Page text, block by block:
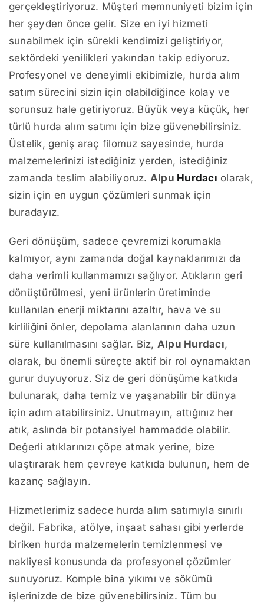
gerçekleştiriyoruz. Müşteri memnuniyeti bizim için
her şeyden önce gelir. Size en iyi hizmeti
sunabilmek için sürekli kendimizi geliştiriyor,
sektördeki yenilikleri yakından takip ediyoruz.
Profesyonel ve deneyimli ekibimizle, hurda alım
satım sürecini sizin için olabildiğince kolay ve
sorunsuz hale getiriyoruz. Büyük veya küçük, her
türlü hurda alım satımı için bize güvenebilirsiniz.
Üstelik, geniş araç filomuz sayesinde, hurda
malzemelerinizi istediğiniz yerden, istediğiniz
zamanda teslim alabiliyoruz. Alpu Hurdacı olarak,
sizin için en uygun çözümleri sunmak için
buradayız.
Geri dönüşüm, sadece çevremizi korumakla
kalmıyor, aynı zamanda doğal kaynaklarımızı da
daha verimli kullanmamızı sağlıyor. Atıkların geri
dönüştürülmesi, yeni ürünlerin üretiminde
kullanılan enerji miktarını azaltır, hava ve su
kirliliğini önler, depolama alanlarının daha uzun
süre kullanılmasını sağlar. Biz, Alpu Hurdacı,
olarak, bu önemli süreçte aktif bir rol oynamaktan
gurur duyuyoruz. Siz de geri dönüşüme katkıda
bulunarak, daha temiz ve yaşanabilir bir dünya
için adım atabilirsiniz. Unutmayın, attığınız her
atık, aslında bir potansiyel hammadde olabilir.
Değerli atıklarınızı çöpe atmak yerine, bize
ulaştırarak hem çevreye katkıda bulunun, hem de
kazanç sağlayın.
Hizmetlerimiz sadece hurda alım satımıyla sınırlı
değil. Fabrika, atölye, inşaat sahası gibi yerlerde
biriken hurda malzemelerin temizlenmesi ve
nakliyesi konusunda da profesyonel çözümler
sunuyoruz. Komple bina yıkımı ve sökümü
işlerinizde de bize güvenebilirsiniz. Tüm bu